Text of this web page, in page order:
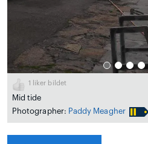
1 liker bildet
Mid tide
Photographer: Paddy Meagher